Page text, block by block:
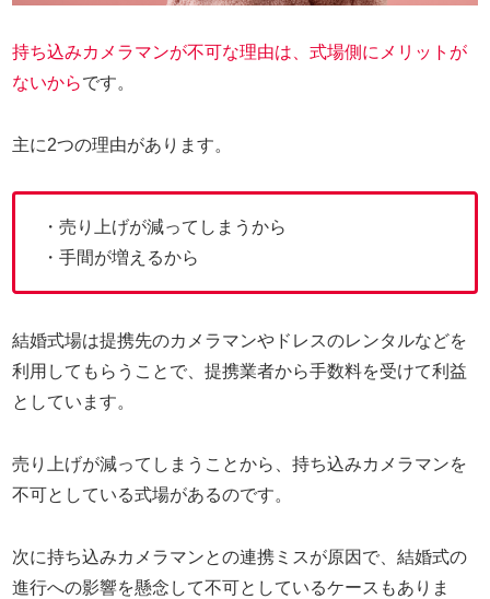
持ち込みカメラマンが不可な理由は、式場側にメリットが
ないからです。
主に2つの理由があります。
・売り上げが減ってしまうから
・手間が増えるから
結婚式場は提携先のカメラマンやドレスのレンタルなどを
利用してもらうことで、提携業者から手数料を受けて利益
としています。
売り上げが減ってしまうことから、持ち込みカメラマンを
不可としている式場があるのです。
次に持ち込みカメラマンとの連携ミスが原因で、結婚式の
進行への影響を懸念して不可としているケースもありま